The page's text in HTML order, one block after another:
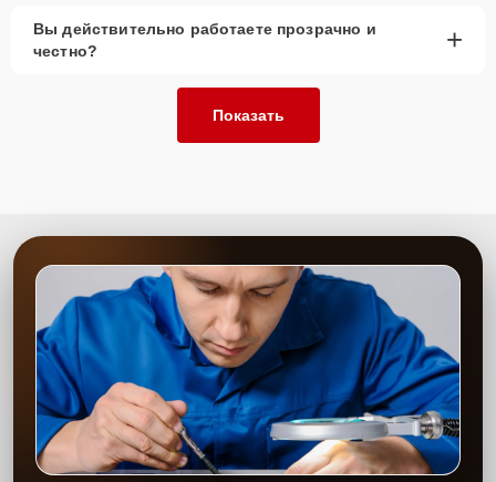
Вы действительно работаете прозрачно и
честно?
+
Показать